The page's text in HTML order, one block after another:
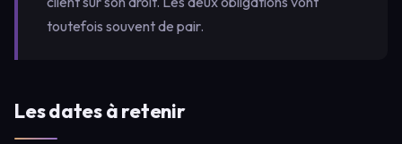
toutefois souvent de pair.
Les dates à retenir